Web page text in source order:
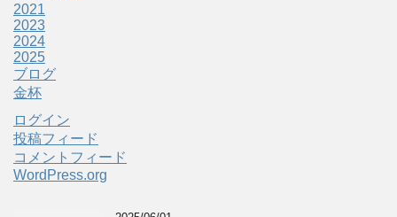
2021
2023
2024
2025
ブログ
金杯
ログイン
投稿フィード
コメントフィード
WordPress.org